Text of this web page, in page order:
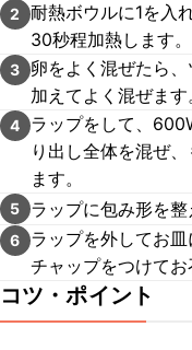
2
耐熱ボウルに1を入
30秒程加熱します。
3
卵をよく混ぜたら
加えてよく混ぜます
4
ラップをして、
り出し全体を混ぜ
ます。
5 ラップに包み形を整
6
ラップを外してお
チャップをつけてお
コツ・ポイント